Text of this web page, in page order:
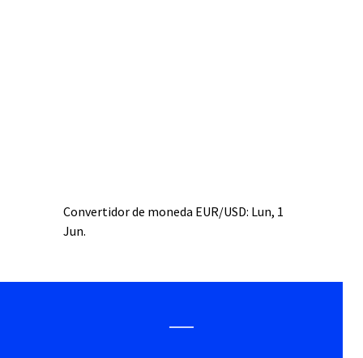
Convertidor de moneda EUR/USD: Lun, 1
Jun.